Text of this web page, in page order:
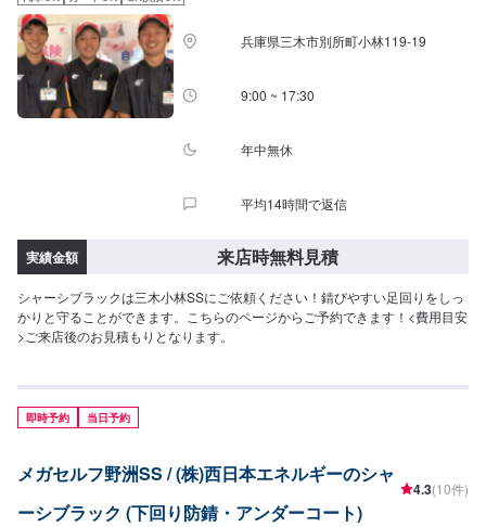
兵庫県三木市別所町小林119-19
9:00 ~ 17:30
年中無休
平均14時間で返信
実績金額 来店時無料見積
シャーシブラックは三木小林SSにご依頼ください！錆びやすい足回りをしっ
かりと守ることができます。こちらのページからご予約できます！<費用目安
>ご来店後のお見積もりとなります。
即時予約 当日予約
メガセルフ野洲SS / (株)西日本エネルギーのシャ
ーシブラック (下回り防錆・アンダーコート)
4.3(10件)